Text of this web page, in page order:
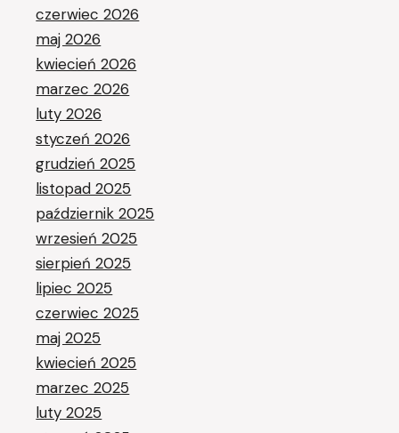
czerwiec 2026
maj 2026
kwiecień 2026
marzec 2026
luty 2026
styczeń 2026
grudzień 2025
listopad 2025
październik 2025
wrzesień 2025
sierpień 2025
lipiec 2025
czerwiec 2025
maj 2025
kwiecień 2025
marzec 2025
luty 2025